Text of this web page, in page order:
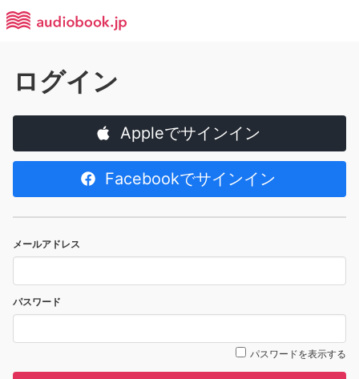
ログイン
Appleでサインイン
Facebookでサインイン
メールアドレス
パスワード
パスワードを表示する